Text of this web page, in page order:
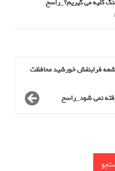
اشعه فرابنفش خورشید محافظت
نمی شود_راسخ